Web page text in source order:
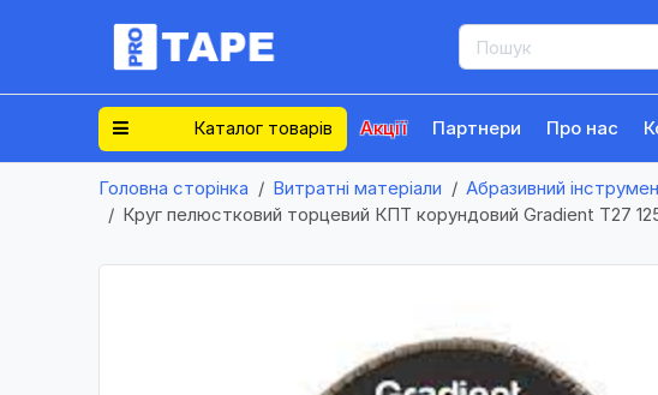
Каталог товарів Акції Партнери Про нас
Головна сторінка Витратні матеріали Абразивний
Круг пелюстковий торцевий КПТ корундовий Gradient Т27